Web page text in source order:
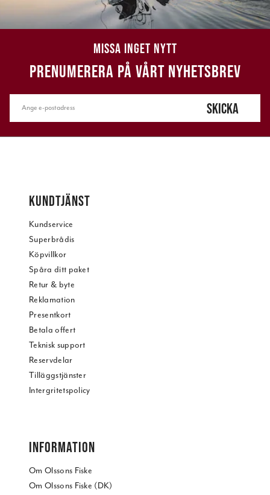
MISSA INGET NYTT
PRENUMERERA PÅ VÅRT NYHETSBREV
SKICKA
KUNDTJÄNST
Kundservice
Superbrådis
Köpvillkor
Spåra ditt paket
Retur & byte
Reklamation
Presentkort
Betala offert
Teknisk support
Reservdelar
Tilläggstjänster
Intergritetspolicy
INFORMATION
Om Olssons Fiske
Om Olssons Fiske (DK)